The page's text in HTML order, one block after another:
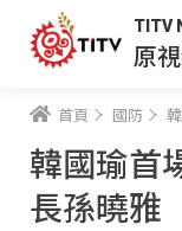
TITV
原
首頁 國防
韓國瑜首
長孫曉雅